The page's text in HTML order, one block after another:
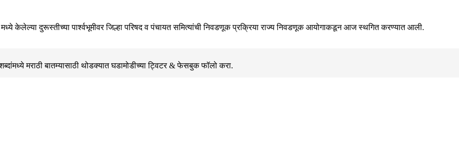
मध्ये केलेल्या दुरूस्तीच्या पार्श्वभूमीवर जिल्हा परिषद व पंचायत समित्यांची निवडणूक प्रक्रिया राज्य निवडणूक आयोगाकडून आज स्थगित करण्यात आली.
मराठी बातम्यासाठी थोडक्यात घडामोडीच्याट्विटर & फेसबुकफॉलो करा.